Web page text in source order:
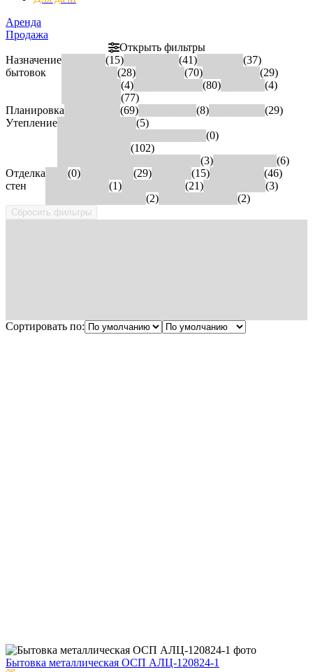
Аренда
Продажа
Открыть фильтры
Назначение
бытовок
(15) (41)
(37)
(28) (70)
(29)
(4) (80)
(4)
(77)
Планировка
(69) (8)
(29)
Утепление
(5)
(0)
(102)
(3)
(6)
Отделка
стен
(0) (29) (15)
(46)
(1) (21)
(3)
(2) (2)
Сбросить фильтры
Сортировать по:
Бытовка металлическая ОСП АЛЦ-120824-1